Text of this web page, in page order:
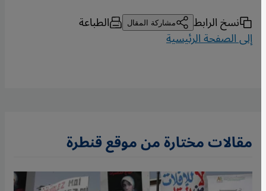
نسخ الرابط مشاركة المقال الطباعة
إلى الصفحة الرئيسية
مقالات مختارة من موقع قنطرة